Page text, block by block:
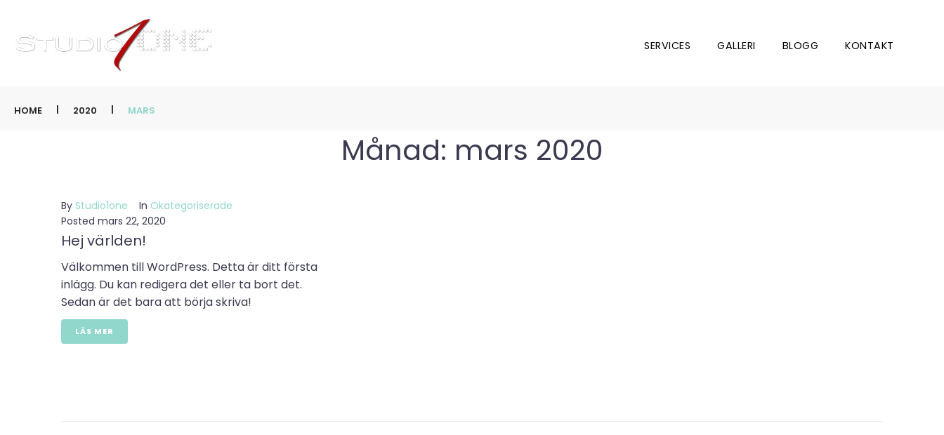
SERVICES GALLERI BLOGG KONTAKT
HOME | 2020 | MARS
Månad: mars 2020
By Studio1one In Okategoriserade
Posted mars 22, 2020
Hej världen!
Välkommen till WordPress. Detta är ditt första
inlägg. Du kan redigera det eller ta bort det.
Sedan är det bara att börja skriva!
LÄS MER